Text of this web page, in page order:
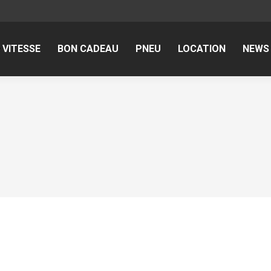
VITESSE BON CADEAU PNEU LOCATION NEWS
VITESSE BON CADEAU PNEU LOCATION NEWS